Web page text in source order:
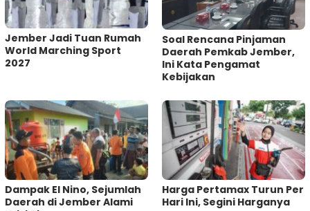
Jember Jadi Tuan Rumah
World Marching Sport
2027
‎Soal Rencana Pinjaman
Daerah Pemkab Jember,
Ini Kata Pengamat
Kebijakan ‎
Dampak El Nino, Sejumlah
Daerah di Jember Alami
Harga Pertamax Turun Per
Hari Ini, Segini Harganya